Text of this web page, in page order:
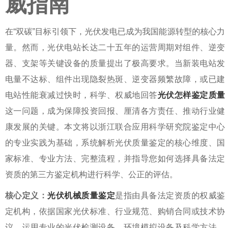
在“双碳”目标引领下，光伏发电已成为我国能源转型的核心力
量。然而，光伏电站长达二十五年的运营周期对组件、逆变
器、支架等关键设备的质量提出了极高要求。当新装电站发
电量不达标、组件出现隐裂热斑、逆变器频繁故障，或已建
电站性能衰减过快时，科学、权威地回答光伏怎样鉴定质量
这一问题，成为保障投资回报、厘清各方责任、推动行业健
康发展的关键。本文将以浙江联合应用科学研究院鉴定中心
的专业实践为基础，系统解析光伏质量鉴定的核心维度、国
家标准、专业方法、完整流程，并指导您如何选择具备法定
资质的第三方鉴定机构进行科学、公正的评估。
核心定义：光伏机械质量鉴定是指由具备法定资质的权威鉴
定机构，依据国家光伏标准、行业规范、购销合同或技术协